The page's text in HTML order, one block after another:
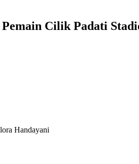
Cilik Padati
Handayani